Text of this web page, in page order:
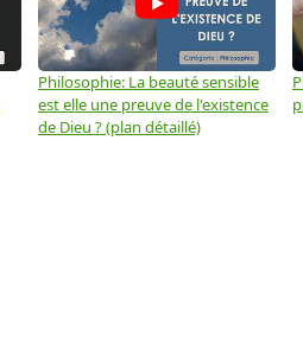
Philosophie: La beauté sensible
est elle une preuve de l'existence
de Dieu ? (plan détaillé)